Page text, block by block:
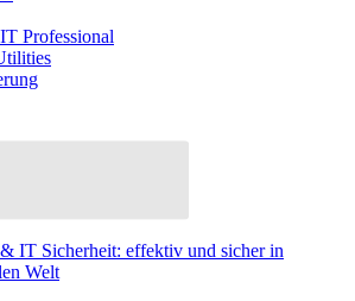
Professional
IT Sicherheit: effektiv und sicher in
Welt